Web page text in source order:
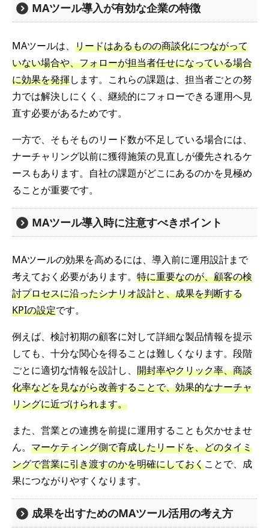
MAツール導入が有効な企業の特徴
MAツールは、 リードはあるものの商談化につながって
いない場合や、フォローが担当者任せになっている場合
に効果を発揮します。これらの課題は、担当者ごとの努
力では解決しにくく、継続的にフォローできる運用へ見
直す必要があるためです。
一方で、そもそものリード数が不足している場合には、
ナーチャリング以前に獲得施策の見直しが優先されるケ
ースもあります。自社の課題がどこにあるのかを見極め
ることが重要です。
MAツール導入時に注意すべきポイント
MAツールの効果を高めるには、導入前に運用設計まで
考えておく必要があります。 特に重要なのが、顧客の検
討プロセスに沿ったシナリオ設計と、成果を判断する
KPIの設定です。
例えば、検討初期の顧客に対して詳細な製品情報を提示
しても、十分な関心を得ることは難しくなります。段階
ごとに適切な情報を設計し、 開封率やクリック率、商談
化率などを見ながら改善することで、効果的なナーチャ
リングに近づけられます。
また、営業との連携を前提に運用することも欠かせませ
ん。 マーケティング側で育成したリードを、どのタイミ
ングで営業に引き渡すのかを明確にしておくことで、成
果につながりやすくなります。
成果を出すためのMAツール活用の考え方